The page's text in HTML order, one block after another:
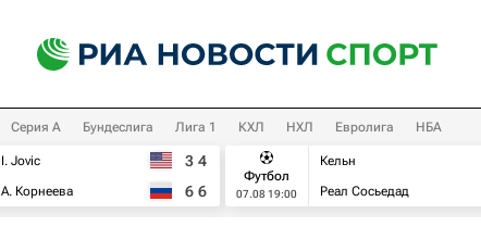
Серия А Бундеслига Лига 1 КХЛ НХЛ Евролига НБА
I. Jovic
А. Корнеева
3 4
6 6
Футбол
07.08 19:00
Кельн
Реал Сосьедад